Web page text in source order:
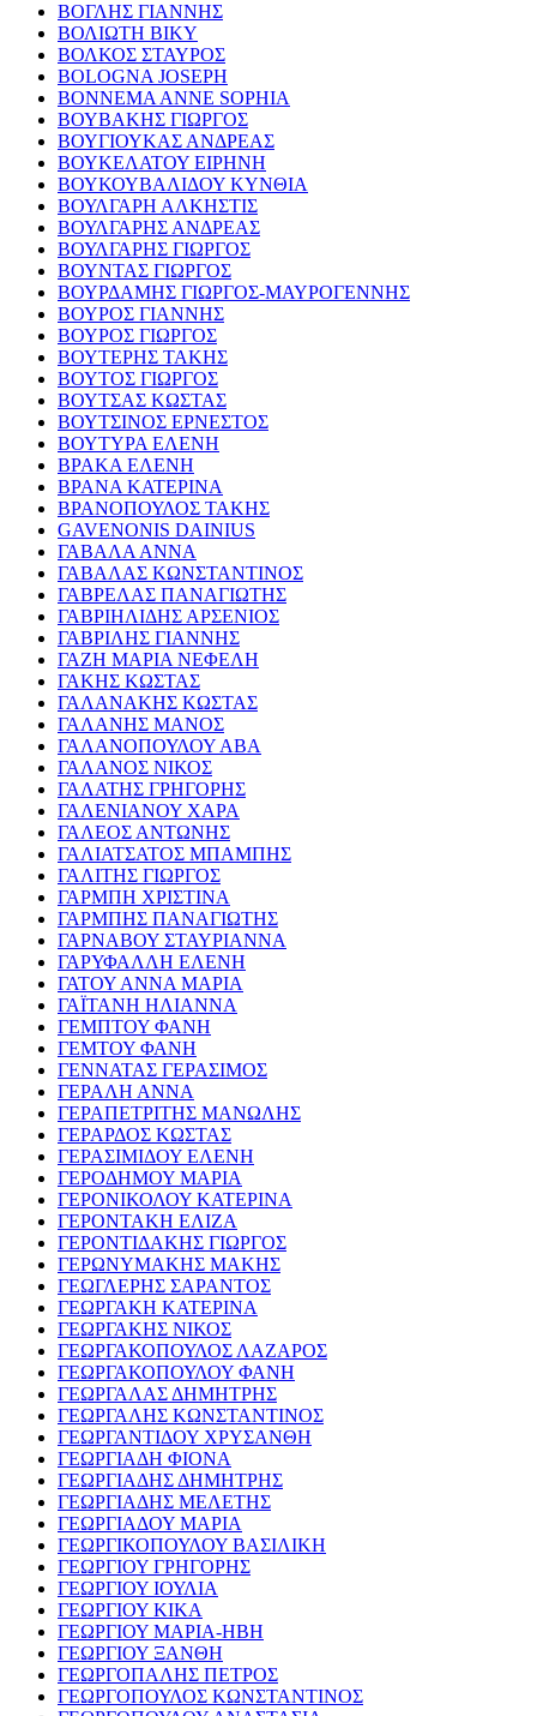
ΒΟΓΛΗΣ ΓΙΑΝΝΗΣ
ΒΟΛΙΩΤΗ ΒΙΚΥ
ΒΟΛΚΟΣ ΣΤΑΥΡΟΣ
BOLOGNA JOSEPH
BONNEMA ANNE SOPHIA
ΒΟΥΒΑΚΗΣ ΓΙΩΡΓΟΣ
ΒΟΥΓΙΟΥΚΑΣ ΑΝΔΡΕΑΣ
ΒΟΥΚΕΛΑΤΟΥ ΕΙΡΗΝΗ
ΒΟΥΚΟΥΒΑΛΙΔΟΥ ΚΥΝΘΙΑ
ΒΟΥΛΓΑΡΗ ΑΛΚΗΣΤΙΣ
ΒΟΥΛΓΑΡΗΣ ΑΝΔΡΕΑΣ
ΒΟΥΛΓΑΡΗΣ ΓΙΩΡΓΟΣ
ΒΟΥΝΤΑΣ ΓΙΩΡΓΟΣ
ΒΟΥΡΔΑΜΗΣ ΓΙΩΡΓΟΣ-ΜΑΥΡΟΓΕΝΝΗΣ
ΒΟΥΡΟΣ ΓΙΑΝΝΗΣ
ΒΟΥΡΟΣ ΓΙΩΡΓΟΣ
ΒΟΥΤΕΡΗΣ ΤΑΚΗΣ
ΒΟΥΤΟΣ ΓΙΩΡΓΟΣ
ΒΟΥΤΣΑΣ ΚΩΣΤΑΣ
ΒΟΥΤΣΙΝΟΣ ΕΡΝΕΣΤΟΣ
ΒΟΥΤΥΡΑ ΕΛΕΝΗ
ΒΡΑΚΑ ΕΛΕΝΗ
ΒΡΑΝΑ ΚΑΤΕΡΙΝΑ
ΒΡΑΝΟΠΟΥΛΟΣ ΤΑΚΗΣ
GAVENONIS DAINIUS
ΓΑΒΑΛΑ ΑΝΝΑ
ΓΑΒΑΛΑΣ ΚΩΝΣΤΑΝΤΙΝΟΣ
ΓΑΒΡΕΛΑΣ ΠΑΝΑΓΙΩΤΗΣ
ΓΑΒΡΙΗΛΙΔΗΣ ΑΡΣΕΝΙΟΣ
ΓΑΒΡΙΛΗΣ ΓΙΑΝΝΗΣ
ΓΑΖΗ ΜΑΡΙΑ ΝΕΦΕΛΗ
ΓΑΚΗΣ ΚΩΣΤΑΣ
ΓΑΛΑΝΑΚΗΣ ΚΩΣΤΑΣ
ΓΑΛΑΝΗΣ ΜΑΝΟΣ
ΓΑΛΑΝΟΠΟΥΛΟΥ ΑΒΑ
ΓΑΛΑΝΟΣ ΝΙΚΟΣ
ΓΑΛΑΤΗΣ ΓΡΗΓΟΡΗΣ
ΓΑΛΕΝΙΑΝΟΥ ΧΑΡΑ
ΓΑΛΕΟΣ ΑΝΤΩΝΗΣ
ΓΑΛΙΑΤΣΑΤΟΣ ΜΠΑΜΠΗΣ
ΓΑΛΙΤΗΣ ΓΙΩΡΓΟΣ
ΓΑΡΜΠΗ ΧΡΙΣΤΙΝΑ
ΓΑΡΜΠΗΣ ΠΑΝΑΓΙΩΤΗΣ
ΓΑΡΝΑΒΟΥ ΣΤΑΥΡΙΑΝΝΑ
ΓΑΡΥΦΑΛΛΗ ΕΛΕΝΗ
ΓΑΤΟΥ ΑΝΝΑ ΜΑΡΙΑ
ΓΑΪΤΑΝΗ ΗΛΙΑΝΝΑ
ΓΕΜΠΤΟΥ ΦΑΝΗ
ΓΕΜΤΟΥ ΦΑΝΗ
ΓΕΝΝΑΤΑΣ ΓΕΡΑΣΙΜΟΣ
ΓΕΡΑΛΗ ΑΝΝΑ
ΓΕΡΑΠΕΤΡΙΤΗΣ ΜΑΝΩΛΗΣ
ΓΕΡΑΡΔΟΣ ΚΩΣΤΑΣ
ΓΕΡΑΣΙΜΙΔΟΥ ΕΛΕΝΗ
ΓΕΡΟΔΗΜΟΥ ΜΑΡΙΑ
ΓΕΡΟΝΙΚΟΛΟΥ ΚΑΤΕΡΙΝΑ
ΓΕΡΟΝΤΑΚΗ ΕΛΙΖΑ
ΓΕΡΟΝΤΙΔΑΚΗΣ ΓΙΩΡΓΟΣ
ΓΕΡΩΝΥΜΑΚΗΣ ΜΑΚΗΣ
ΓΕΩΓΛΕΡΗΣ ΣΑΡΑΝΤΟΣ
ΓΕΩΡΓΑΚΗ ΚΑΤΕΡΙΝΑ
ΓΕΩΡΓΑΚΗΣ ΝΙΚΟΣ
ΓΕΩΡΓΑΚΟΠΟΥΛΟΣ ΛΑΖΑΡΟΣ
ΓΕΩΡΓΑΚΟΠΟΥΛΟΥ ΦΑΝΗ
ΓΕΩΡΓΑΛΑΣ ΔΗΜΗΤΡΗΣ
ΓΕΩΡΓΑΛΗΣ ΚΩΝΣΤΑΝΤΙΝΟΣ
ΓΕΩΡΓΑΝΤΙΔΟΥ ΧΡΥΣΑΝΘΗ
ΓΕΩΡΓΙΑΔΗ ΦΙΟΝΑ
ΓΕΩΡΓΙΑΔΗΣ ΔΗΜΗΤΡΗΣ
ΓΕΩΡΓΙΑΔΗΣ ΜΕΛΕΤΗΣ
ΓΕΩΡΓΙΑΔΟΥ ΜΑΡΙΑ
ΓΕΩΡΓΙΚΟΠΟΥΛΟΥ ΒΑΣΙΛΙΚΗ
ΓΕΩΡΓΙΟΥ ΓΡΗΓΟΡΗΣ
ΓΕΩΡΓΙΟΥ ΙΟΥΛΙΑ
ΓΕΩΡΓΙΟΥ ΚΙΚΑ
ΓΕΩΡΓΙΟΥ ΜΑΡΙΑ-ΗΒΗ
ΓΕΩΡΓΙΟΥ ΞΑΝΘΗ
ΓΕΩΡΓΟΠΑΛΗΣ ΠΕΤΡΟΣ
ΓΕΩΡΓΟΠΟΥΛΟΣ ΚΩΝΣΤΑΝΤΙΝΟΣ